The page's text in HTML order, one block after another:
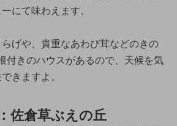
にて味わえます。
げや、貴重なあわび茸などのきの
きのハウスがあるので、天候を気
きますよ。
佐倉草ぶえの丘